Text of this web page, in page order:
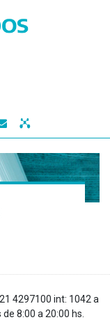

4297100 int: 1042 a
8:00 a 20:00 hs.